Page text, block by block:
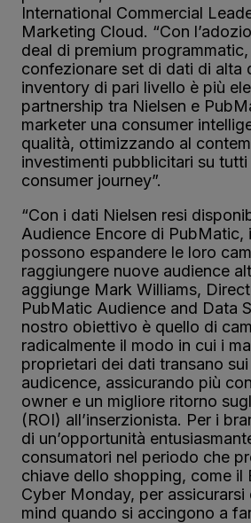
International Commercial
Marketing Cloud. “Con
deal di premium
confezionare set di dati di alta
inventory di pari livello è più
partnership tra Nielsen e
marketer una consumer
qualità, ottimizzando al
investimenti pubblicitari su
consumer journey”.
“Con i dati Nielsen resi
Audience Encore di PubMatic,
possono espandere le loro
raggiungere nuove audience
aggiunge Mark Williams,
PubMatic Audience and Data
nostro obiettivo è quello di
radicalmente il modo in cui i
proprietari dei dati transano
audicence, assicurando più
owner e un migliore ritorno
(ROI) all’inserzionista. Per i
di un’opportunità
consumatori nel periodo che
chiave dello shopping, come il
Cyber Monday, per
mind quando si accingono a